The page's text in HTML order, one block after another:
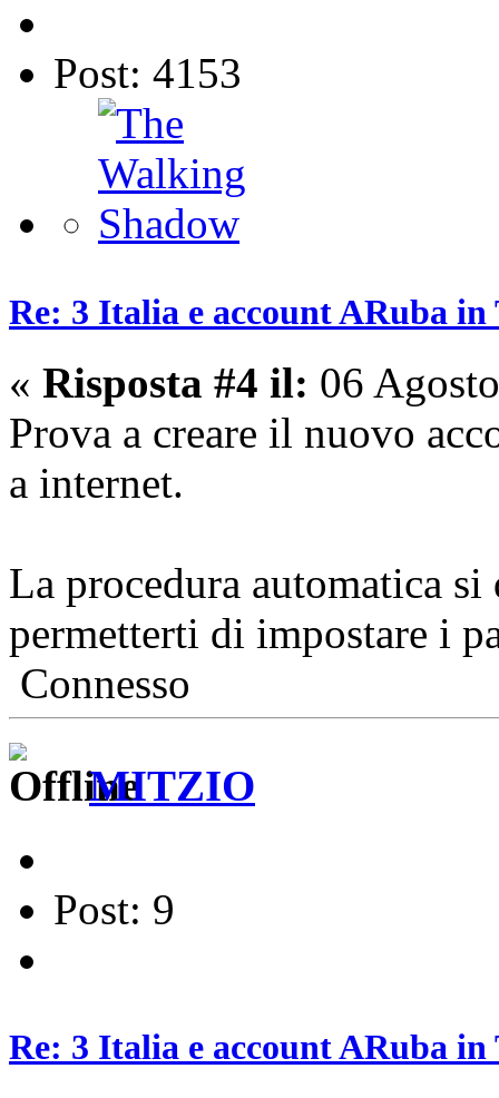
Post: 4153
Re: 3 Italia e account ARuba in
« Risposta #4 il: 06
Prova a creare il nuovo
a internet.
La procedura automatica si
permetterti di impostare i
Connesso
MITZIO
Post: 9
Re: 3 Italia e account ARuba in